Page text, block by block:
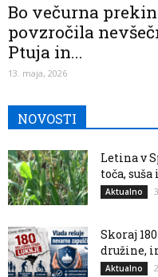
Bo večurna
povzročila
Ptuja in...
13. maja, 2026
NOVOSTI
Letina v
toča,
Aktualno
Skoraj
družine,
Aktualno